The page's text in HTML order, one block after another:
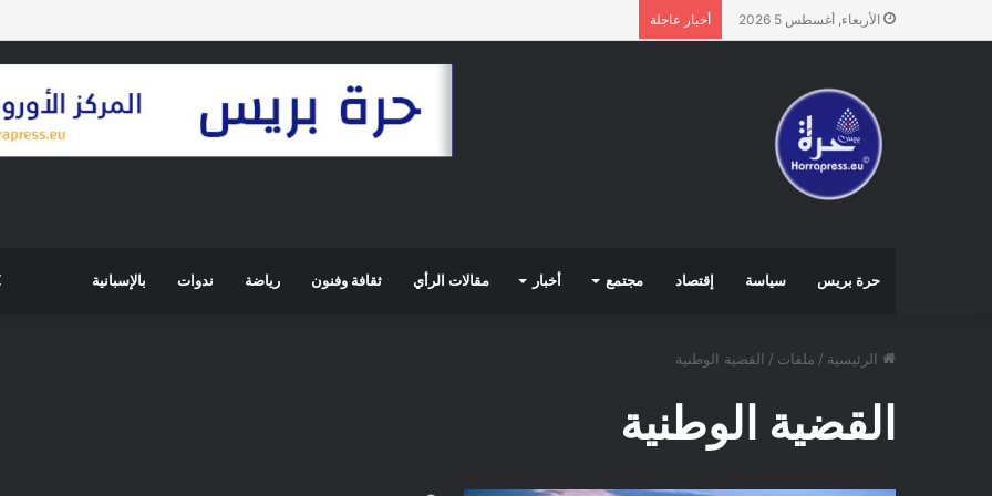
الأربعاء, أغسطس 5 2026 أخبار عاجلة
حرة بريس سياسة إقتصاد مجتمع أخبار مقالات الرأي ثقافة وفنون رياضة ندوات بالإسبانية
الرئيسية / ملفات / القضية الوطنية
القضية الوطنية